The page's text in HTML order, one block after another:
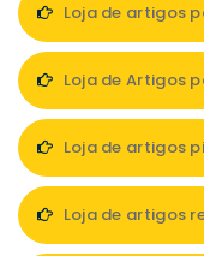
Loja de artigos
Loja de Artigos
Loja de artigos
Loja de artigos